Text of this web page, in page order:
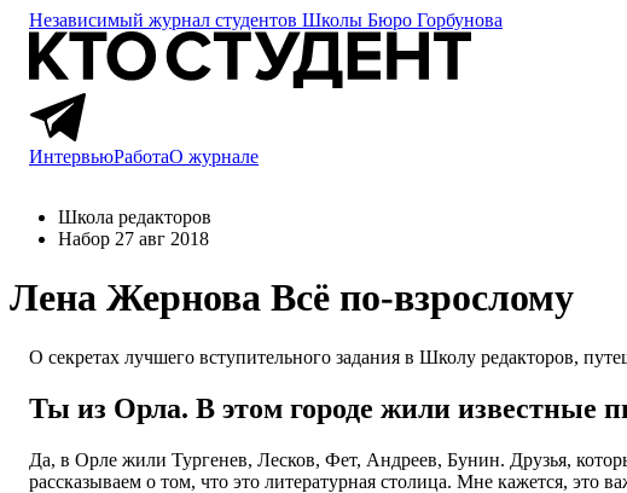
Независимый журнал студентов Школы Бюро Горбунова
ИнтервьюРаботаО журнале
Школа редакторов
Набор 27 авг 2018
Лена Жернова Всё по-взрослому
О секретах лучшего вступительного задания в Школу редакторов,
Ты из Орла. В этом городе жили известные
Да, в Орле жили Тургенев, Лесков, Фет, Андреев, Бунин. Друзья,
рассказываем о том, что это литературная столица. Мне кажется, это